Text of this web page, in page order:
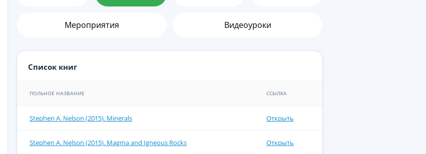
Мероприятия Видеоуроки
Список книг
ПОЛЬНОЕ НАЗВАНИЕ ССЫЛКА
Stephen A. Nelson (2015). Minerals Открыть
Stephen A. Nelson (2015). Magma and Igneous Rocks Открыть